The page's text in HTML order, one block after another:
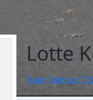
Lotte
Team Tieme x